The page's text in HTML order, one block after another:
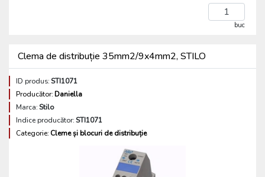
buc
Clema de distribuție 35mm2/9x4mm2, STILO
ID produs:STI1071
Producător:Daniella
Marca:Stilo
Indice producător:STI1071
Categorie: Cleme și blocuri de distribuție